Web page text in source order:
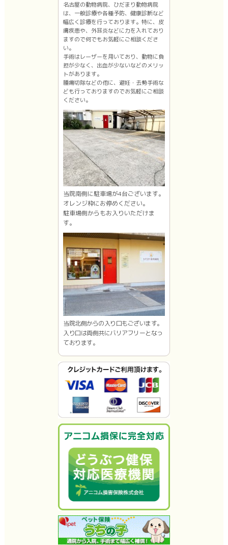
名古屋の動物病院、ひだまり動物病院
は、一般診療や各種予防、健康診断など
幅広く診療を行っております。特に、皮
膚疾患や、外耳炎などに力を入れており
ますので何でもお気軽にご相談くださ
い。
手術はレーザーを用いており、動物に負
担が少なく、出血が少ないなどのメリッ
トがあります。
腫瘍切除などの他に、避妊・去勢手術な
ども行っておりますのでお気軽にご相談
ください。
当院南側に駐車場が4台ございます。
オレンジ枠にお停めください。
駐車場側からもお入りいただけま
す。
当院北側からの入り口もございます。
入り口は両側共にバリアフリーとなっ
ております。